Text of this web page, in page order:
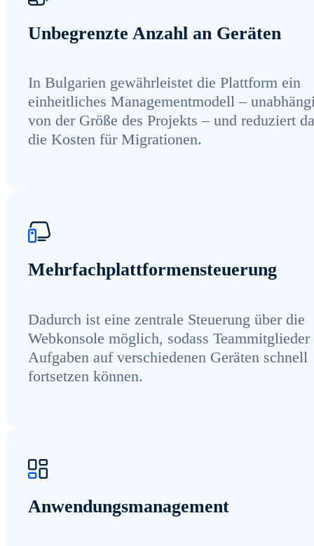
Unbegrenzte Anzahl an Geräten
In Bulgarien gewährleistet die Plattform ein
einheitliches Managementmodell –
von der Größe des Projekts – und reduziert
die Kosten für Migrationen.
Mehrfachplattformensteuerung
Dadurch ist eine zentrale Steuerung über die
Webkonsole möglich, sodass
Aufgaben auf verschiedenen Geräten schnell
fortsetzen können.
Anwendungsmanagement